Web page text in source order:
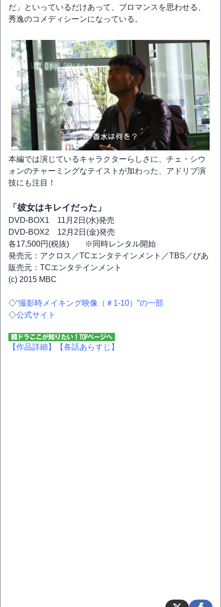
だ」といっているだけあって、ブロマンスを思わせる、
秀逸のコメディシーンになっている。
本編では演じているキャラクターらしさに、チェ・シウ
ォンのチャーミングなテイストが加わった、アドリブ演
技にも注目！
「彼女はキレイだった」
DVD-BOX1 11月2日(水)発売
DVD-BOX2 12月2日(金)発売
各17,500円(税抜) ※同時レンタル開始
発売元：アクロス／TCエンタテインメント／TBS／ぴあ
販売元：TCエンタテインメント
(c) 2015 MBC
◇“撮影時メイキング映像（＃1-10）”の一部
◇公式サイト
【作品詳細】 【各話あらすじ】